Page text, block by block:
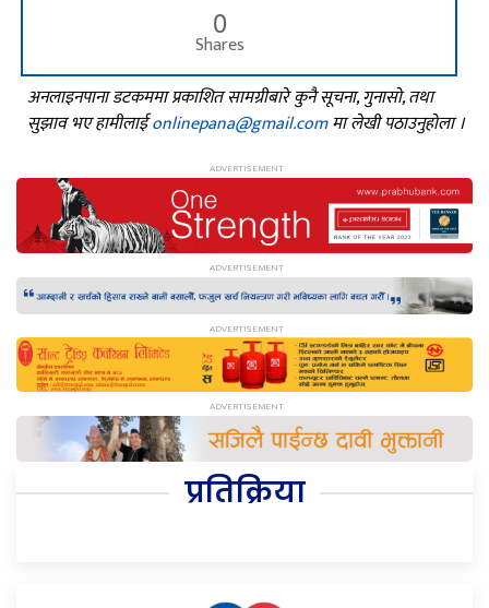
0
Shares
अनलाइनपाना डटकममा प्रकाशित सामग्रीबारे कुनै सूचना, गुनासो, तथा
सुझाव भए हामीलाईonlinepana@gmail.comमा लेखी पठाउनुहोला ।
प्रतिक्रिया